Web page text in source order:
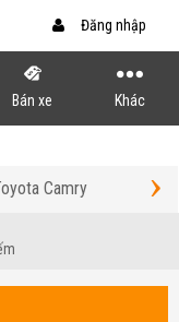
Đăng nhập
Bán xe Khác
Camry ›